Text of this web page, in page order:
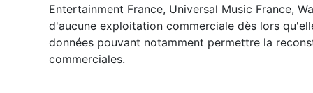
Entertainment France, Universal Music France,
d'aucune exploitation commerciale dès lors
données pouvant notamment permettre la
commerciales.